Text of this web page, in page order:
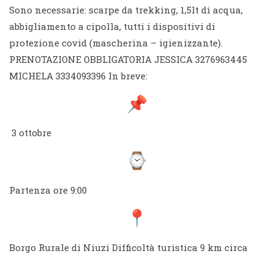
Sono necessarie: scarpe da trekking, 1,5lt di acqua,
abbigliamento a cipolla, tutti i dispositivi di
protezione covid (mascherina – igienizzante).
PRENOTAZIONE OBBLIGATORIA JESSICA 3276963445
MICHELA 3334093396 In breve:
3 ottobre
Partenza ore 9:00
Borgo Rurale di Niuzi Difficoltà turistica 9 km circa